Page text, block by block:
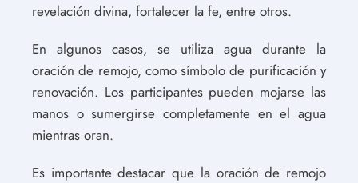
revelación divina, fortalecer la fe, entre otros.
En algunos casos, se utiliza agua durante la
oración de remojo, como símbolo de purificación y
renovación. Los participantes pueden mojarse las
manos o sumergirse completamente en el agua
mientras oran.
Es importante destacar que la oración de remojo